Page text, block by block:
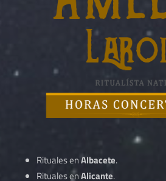
Rituales enAlbacete.
Rituales enAlicante.